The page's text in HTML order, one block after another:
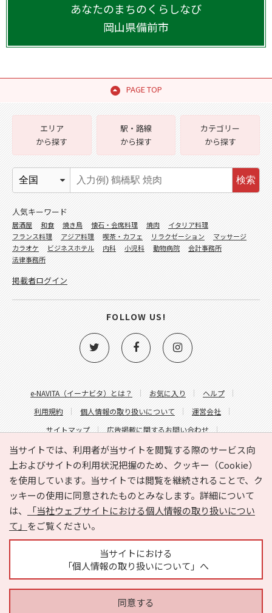
あなたのまちのくらしなび
岡山県備前市
PAGE TOP
当サイトでは、利用者が当サイトを閲覧する際のサービス向
上およびサイトの利用状況把握のため、クッキー（Cookie）
を使用しています。当サイトでは閲覧を継続されることで、ク
ッキーの使用に同意されたものとみなします。詳細について
は、
「当社ウェブサイトにおける個人情報の取り扱いについ
て」 をご覧ください。
当サイトにおける
「個人情報の取り扱いについて」へ
同意する
e-NAVITA（イーナビタ）とは？ お気に入り
ヘルプ
利用規約
個人情報の取り扱いについて
運営会社
サイトマップ
広告掲載に関するお問い合わせ
サイトの内容に関するお問い合わせ
エリア
から探す
駅・路線
から探す
カテゴリー
から探す
検索
人気キーワード
居酒屋 和食 焼き鳥 懐石・会席料理 焼肉
イタリア料理
フランス料理
アジア料理 喫茶・カフェ リラクゼーション
マッサージ
カラオケ
ビジネスホテル 内科 小児科 動物病院
会計事務所
法律事務所
掲載者ログイン
FOLLOW US!
Copyright © HYOJITO.Co.,Ltd. All Rights Reserved.